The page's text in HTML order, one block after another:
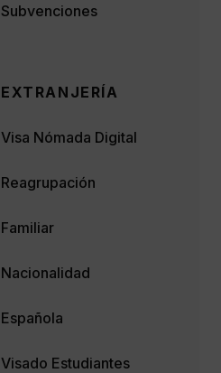
Subvenciones
EXTRANJERÍA
Visa Nómada Digital
Reagrupación
Familiar
Nacionalidad
Española
Visado Estudiantes